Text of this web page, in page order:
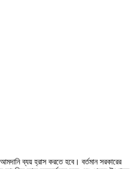
ব্যয় হ্রাস করতে হবে। বর্তমান সরকারের